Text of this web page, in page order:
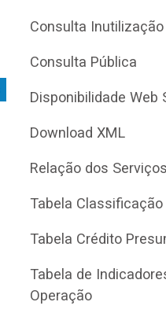
Consulta
Consulta Pública
Disponibilidade Web
Download XML
Relação dos
Tabela Classificação
Tabela Crédito
Tabela de
Operação